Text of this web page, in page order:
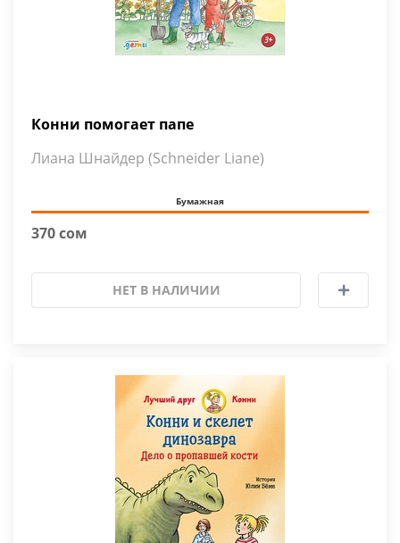
Конни помогает папе
Лиана Шнайдер (Schneider Liane)
Бумажная
370 сом
НЕТ В НАЛИЧИИ